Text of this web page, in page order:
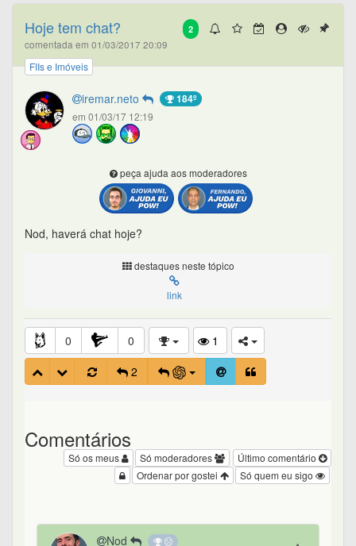
2
Hoje tem chat?
comentada em 01/03/2017 20:09
FIIs e Imóveis
iremar.neto 184º
em 01/03/17 12:19
peça ajuda aos moderadores
Nod, haverá chat hoje?
destaques neste tópico
link
0 0
1
2
Comentários
Último comentário
Só moderadores
Só os meus
Só quem eu sigo
Ordenar por gostei
Nod